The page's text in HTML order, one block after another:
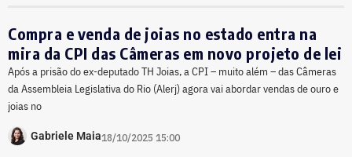
Compra e venda de joias no estado entra na
mira da CPI das Câmeras em novo projeto de lei
Após a prisão do ex-deputado TH Joias, a CPI – muito além – das Câmeras
da Assembleia Legislativa do Rio (Alerj) agora vai abordar vendas de ouro e
joias no
Gabriele Maia18/10/2025 15:00